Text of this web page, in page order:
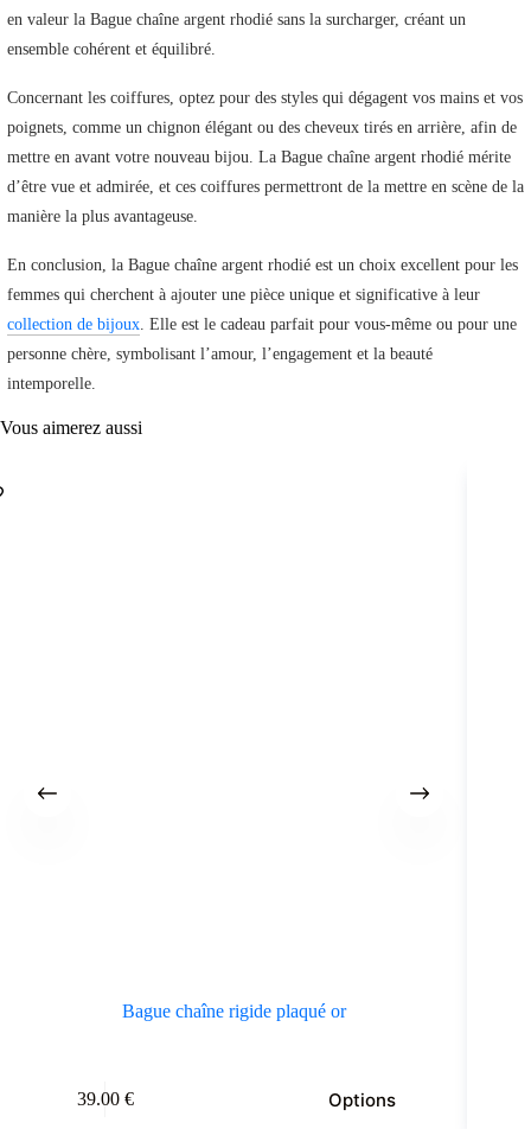
en valeur la Bague chaîne argent rhodié sans la surcharger, créant un
ensemble cohérent et équilibré.
Concernant les coiffures, optez pour des styles qui dégagent vos mains et vos
poignets, comme un chignon élégant ou des cheveux tirés en arrière, afin de
mettre en avant votre nouveau bijou. La Bague chaîne argent rhodié mérite
d’être vue et admirée, et ces coiffures permettront de la mettre en scène de la
manière la plus avantageuse.
En conclusion, la Bague chaîne argent rhodié est un choix excellent pour les
femmes qui cherchent à ajouter une pièce unique et significative à leur
collection de bijoux . Elle est le cadeau parfait pour vous-même ou pour une
personne chère, symbolisant l’amour, l’engagement et la beauté
intemporelle.
Vous aimerez aussi
Bague chaîne rigide plaqué or
39.00 € Options